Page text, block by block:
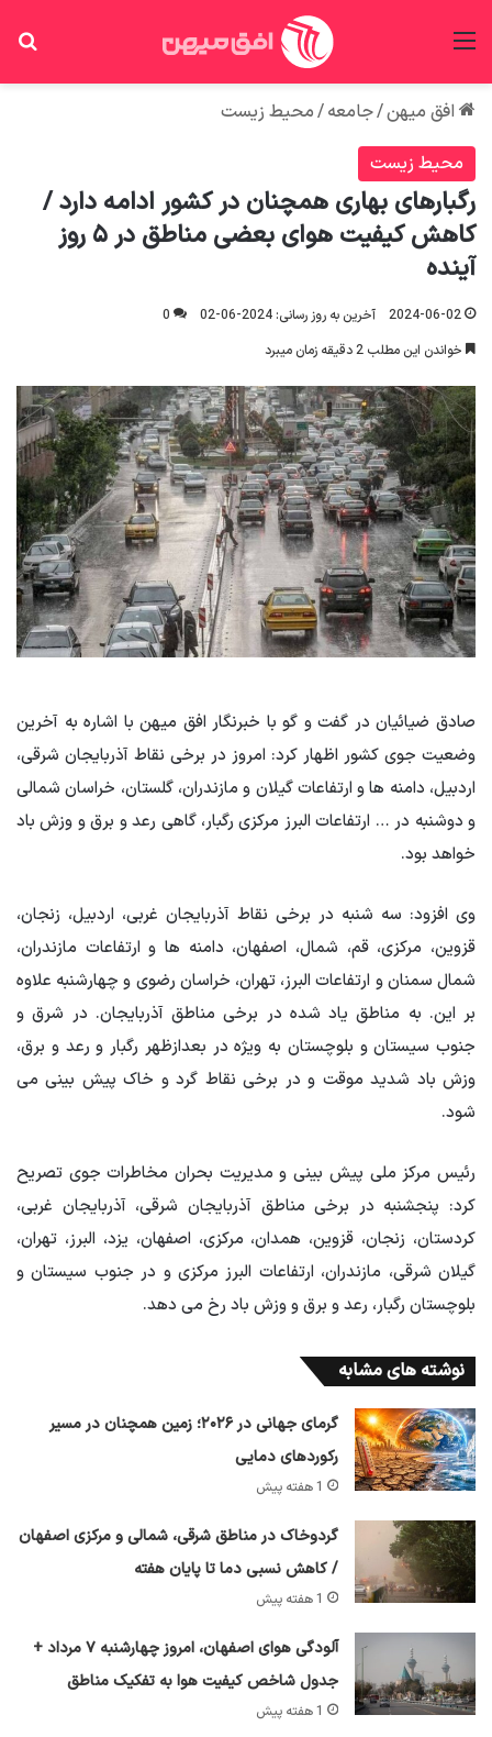
افق میهن/جامعه/محیط زیست
محیط زیست
رگبارهای بهاری همچنان در کشور ادامه دارد /
کاهش کیفیت هوای بعضی مناطق در ۵ روز
آینده
2024-06-02 آخرین به روز رسانی: 2024-06-02
0
خواندن این مطلب 2 دقیقه زمان میبرد
صادق ضیائیان در گفت و گو با خبرنگار افق میهن با اشاره به آخرین
وضعیت جوی کشور اظهار کرد: امروز در برخی نقاط آذربایجان شرقی،
اردبیل، دامنه ها و ارتفاعات گیلان و مازندران، گلستان، خراسان شمالی
و دوشنبه در … ارتفاعات البرز مرکزی رگبار، گاهی رعد و برق و وزش باد
خواهد بود.
وی افزود: سه شنبه در برخی نقاط آذربایجان غربی، اردبیل، زنجان،
قزوین، مرکزی، قم، شمال، اصفهان، دامنه ها و ارتفاعات مازندران،
شمال سمنان و ارتفاعات البرز، تهران، خراسان رضوی و چهارشنبه علاوه
بر این. به مناطق یاد شده در برخی مناطق آذربایجان. در شرق و
جنوب سیستان و بلوچستان به ویژه در بعدازظهر رگبار و رعد و برق،
وزش باد شدید موقت و در برخی نقاط گرد و خاک پیش بینی می
شود.
رئیس مرکز ملی پیش بینی و مدیریت بحران مخاطرات جوی تصریح
کرد: پنجشنبه در برخی مناطق آذربایجان شرقی، آذربایجان غربی،
کردستان، زنجان، قزوین، همدان، مرکزی، اصفهان، یزد، البرز، تهران،
گیلان شرقی، مازندران، ارتفاعات البرز مرکزی و در جنوب سیستان و
بلوچستان رگبار، رعد و برق و وزش باد رخ می دهد.
نوشته های مشابه
گرمای جهانی در ۲۰۲۶؛ زمین همچنان در مسیر
رکوردهای دمایی
1 هفته پیش
گردوخاک در مناطق شرقی، شمالی و مرکزی اصفهان
/ کاهش نسبی دما تا پایان هفته
1 هفته پیش
آلودگی هوای اصفهان، امروز چهارشنبه ۷ مرداد +
جدول شاخص کیفیت هوا به تفکیک مناطق
1 هفته پیش